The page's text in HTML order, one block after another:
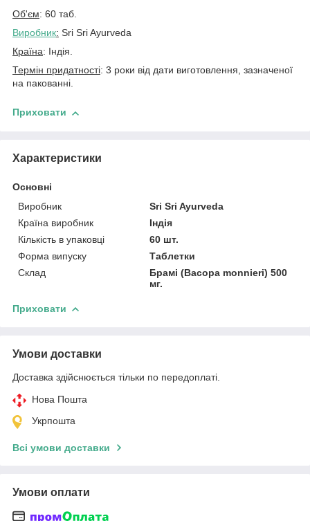
Об'єм: 60 таб.
Виробник: Sri Sri Ayurveda
Країна: Індія.
Термін придатності: 3 роки від дати виготовлення, зазначеної
на пакованні.
Приховати
Характеристики
Основні
Виробник
Sri Sri Ayurveda
Країна виробник
Індія
Кількість в упаковці
60 шт.
Форма випуску
Таблетки
Склад
Брамі (Bacopa monnieri) 500
мг.
Приховати
Умови доставки
Доставка здійснюється тільки по передоплаті.
Нова Пошта
Укрпошта
Всі умови доставки
Умови оплати